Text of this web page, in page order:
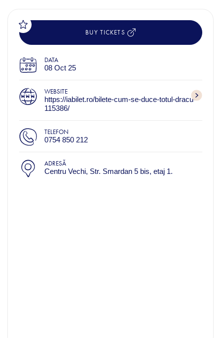
BUY TICKETS
DATA
08 Oct 25
WEBSITE
https://iabilet.ro/bilete-cum-se-duce-totul-dracu-
115386/
TELEFON
0754 850 212
ADRESĂ
Centru Vechi, Str. Smardan 5 bis, etaj 1.